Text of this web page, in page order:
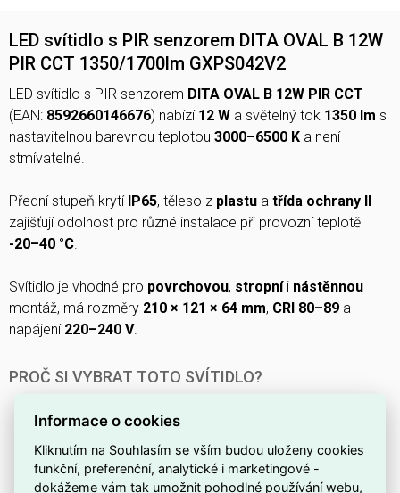
LED svítidlo s PIR senzorem DITA OVAL B 12W
PIR CCT 1350/1700lm GXPS042V2
LED svítidlo s PIR senzorem DITA OVAL B 12W PIR CCT
(EAN: 8592660146676) nabízí 12 W a světelný tok 1350 lm s
nastavitelnou barevnou teplotou 3000–6500 K a není
stmívatelné.
Přední stupeň krytí IP65, těleso z plastu a třída ochrany II
zajišťují odolnost pro různé instalace při provozní teplotě
-20–40 °C.
Svítidlo je vhodné pro povrchovou, stropníi nástěnnou
montáž, má rozměry 210 × 121 × 64 mm, CRI 80–89 a
napájení 220–240 V.
PROČ SI VYBRAT TOTO SVÍTIDLO?
do moderních interiérů.
Vybavené PIR senzorem, takže automaticky detekuje
pohyb a šetří energii.
Informace o cookies
Kliknutím na Souhlasím se vším budou uloženy cookies
funkční, preferenční, analytické i marketingové -
dokážeme vám tak umožnit pohodlné používání webu,